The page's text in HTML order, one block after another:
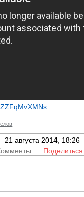
21 августа 2014, 18:26
Поделиться